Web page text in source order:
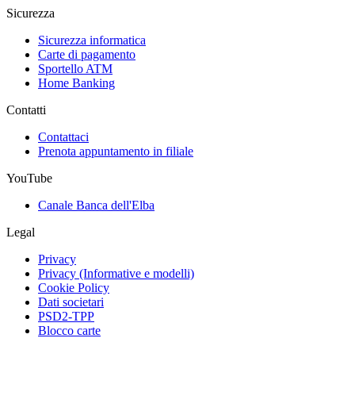
Sicurezza
Sicurezza informatica
Carte di pagamento
Sportello ATM
Home Banking
Contatti
Contattaci
Prenota appuntamento in filiale
YouTube
Canale Banca dell'Elba
Legal
Privacy
Privacy (Informative e modelli)
Cookie Policy
Dati societari
PSD2-TPP
Blocco carte